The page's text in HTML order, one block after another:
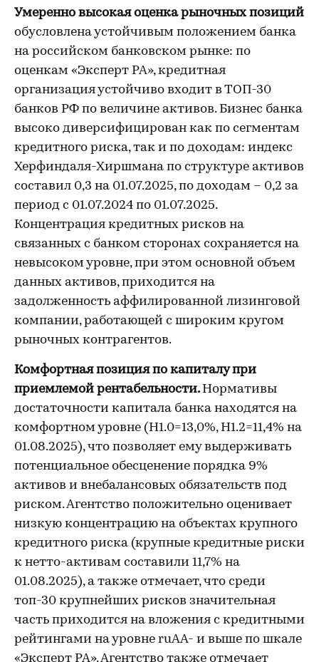
Умеренно высокая оценка рыночных позиций
обусловлена устойчивым положением банка
на российском банковском рынке: по
оценкам «Эксперт РА», кредитная
организация устойчиво входит в ТОП-30
банков РФ по величине активов. Бизнес банка
высоко диверсифицирован как по сегментам
кредитного риска, так и по доходам: индекс
Херфиндаля-Хиршмана по структуре активов
составил 0,3 на 01.07.2025, по доходам – 0,2 за
период с 01.07.2024 по 01.07.2025.
Концентрация кредитных рисков на
связанных с банком сторонах сохраняется на
невысоком уровне, при этом основной объем
данных активов, приходится на
задолженность аффилированной лизинговой
компании, работающей с широким кругом
рыночных контрагентов.
Комфортная позиция по капиталу при
приемлемой рентабельности. Нормативы
достаточности капитала банка находятся на
комфортном уровне (Н1.0=13,0%, Н1.2=11,4% на
01.08.2025), что позволяет ему выдерживать
потенциальное обесценение порядка 9%
активов и внебалансовых обязательств под
риском. Агентство положительно оценивает
низкую концентрацию на объектах крупного
кредитного риска (крупные кредитные риски
к нетто-активам составили 11,7% на
01.08.2025), а также отмечает, что среди
топ-30 крупнейших рисков значительная
часть приходится на вложения с кредитными
рейтингами на уровне ruAA- и выше по шкале
«Эксперт РА». Агентство также отмечает